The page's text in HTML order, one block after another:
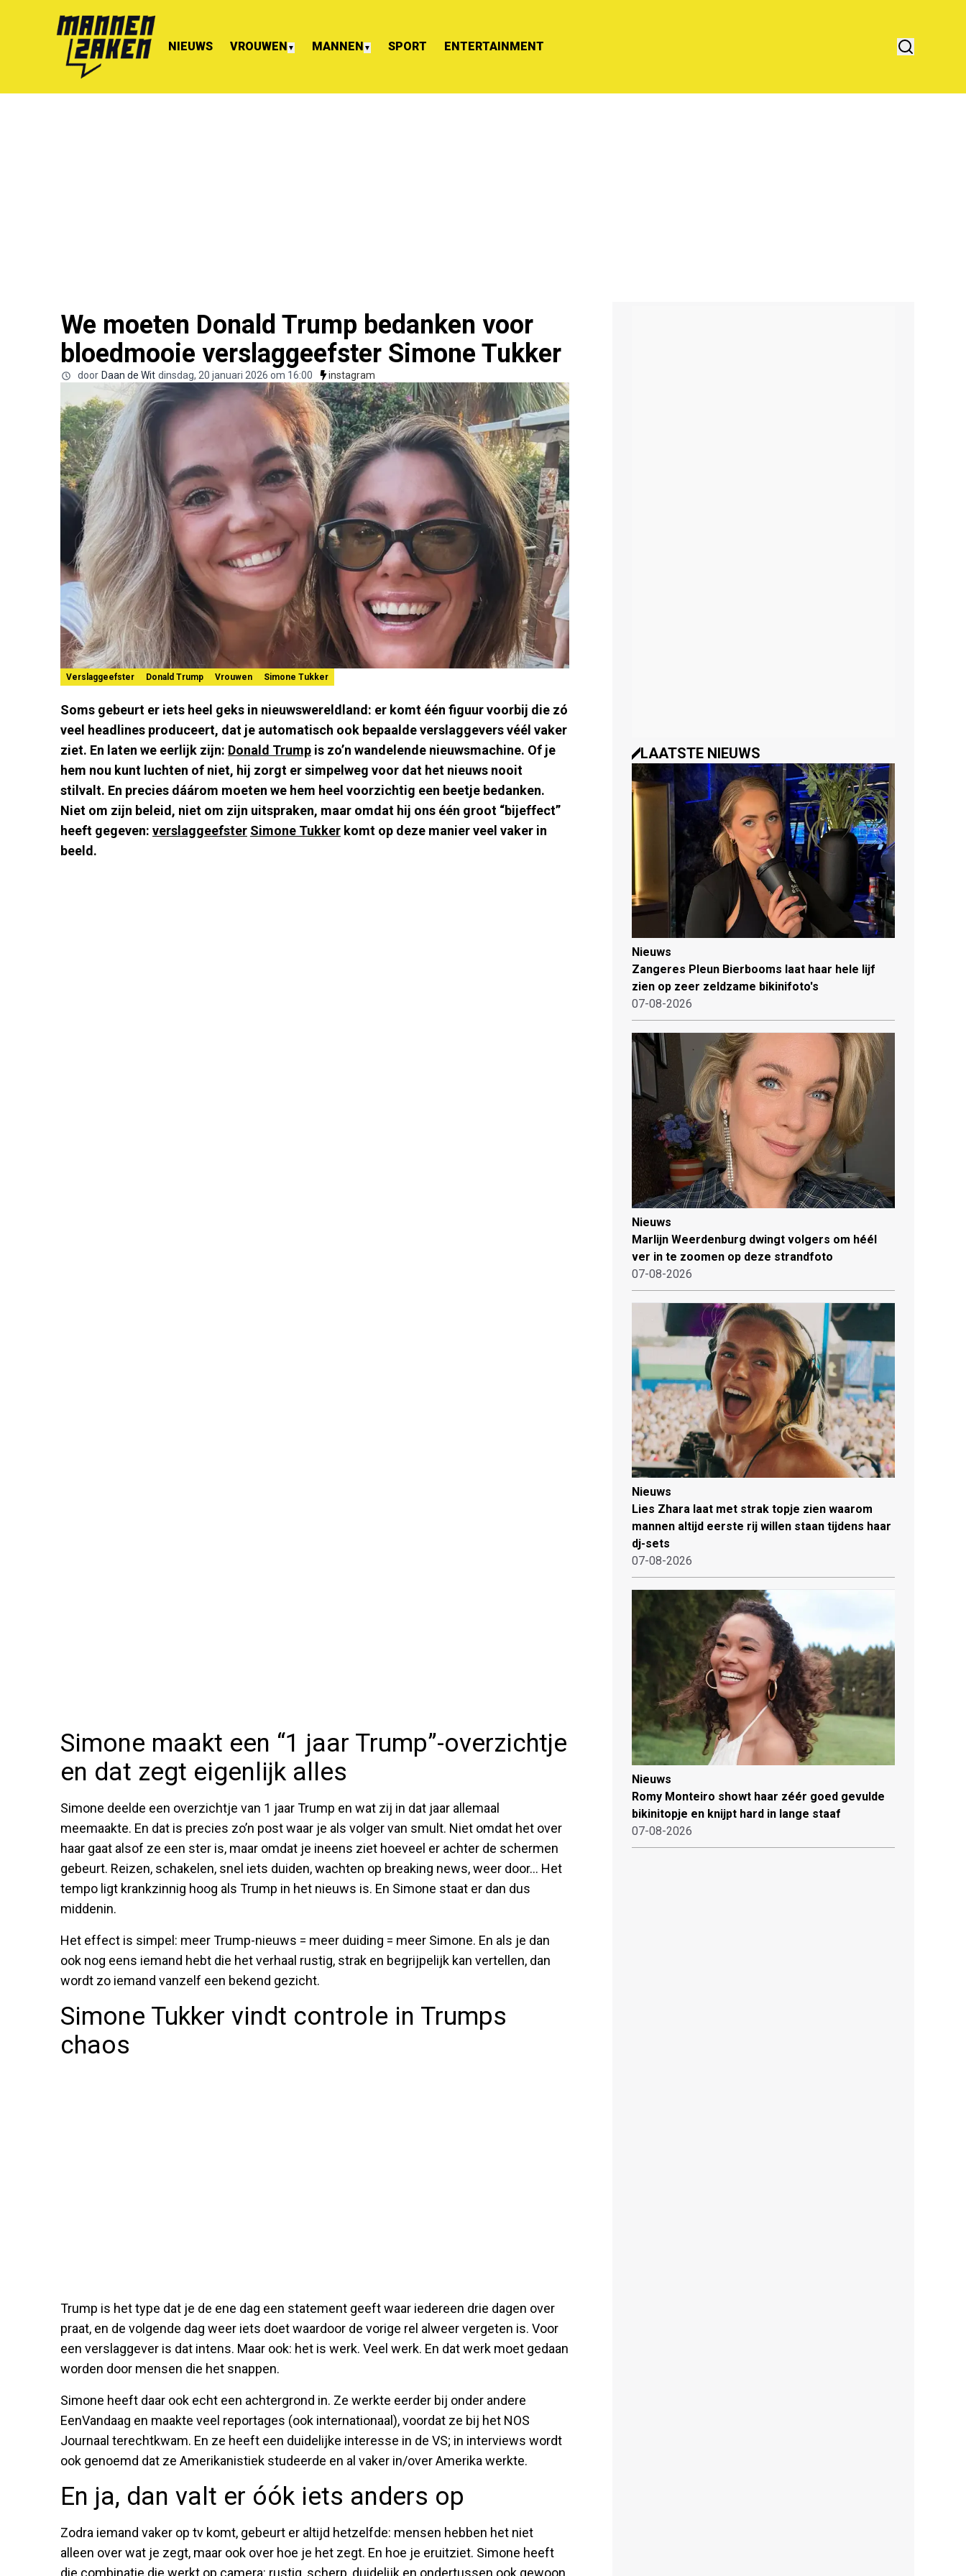
NIEUWS VROUWEN ▼ MANNEN ▼ SPORT ENTERTAINMENT
We moeten Donald Trump bedanken voor
bloedmooie verslaggeefster Simone Tukker
door Daan de Wit dinsdag, 20 januari 2026 om 16:00 instagram
Verslaggeefster Donald Trump Vrouwen Simone Tukker
Soms gebeurt er iets heel geks in nieuwswereldland: er komt één figuur voorbij die zó
veel headlines produceert, dat je automatisch ook bepaalde verslaggevers véél vaker
ziet. En laten we eerlijk zijn: Donald Trump is zo’n wandelende nieuwsmachine. Of je
hem nou kunt luchten of niet, hij zorgt er simpelweg voor dat het nieuws nooit
stilvalt. En precies dáárom moeten we hem heel voorzichtig een beetje bedanken.
Niet om zijn beleid, niet om zijn uitspraken, maar omdat hij ons één groot “bijeffect”
heeft gegeven: verslaggeefster Simone Tukker komt op deze manier veel vaker in
beeld.
Simone maakt een “1 jaar Trump”-overzichtje
en dat zegt eigenlijk alles
Simone deelde een overzichtje van 1 jaar Trump en wat zij in dat jaar allemaal
meemaakte. En dat is precies zo’n post waar je als volger van smult. Niet omdat het over
haar gaat alsof ze een ster is, maar omdat je ineens ziet hoeveel er achter de schermen
gebeurt. Reizen, schakelen, snel iets duiden, wachten op breaking news, weer door… Het
tempo ligt krankzinnig hoog als Trump in het nieuws is. En Simone staat er dan dus
middenin.
Het effect is simpel: meer Trump-nieuws = meer duiding = meer Simone. En als je dan
ook nog eens iemand hebt die het verhaal rustig, strak en begrijpelijk kan vertellen, dan
wordt zo iemand vanzelf een bekend gezicht.
Simone Tukker vindt controle in Trumps
chaos
Trump is het type dat je de ene dag een statement geeft waar iedereen drie dagen over
praat, en de volgende dag weer iets doet waardoor de vorige rel alweer vergeten is. Voor
een verslaggever is dat intens. Maar ook: het is werk. Veel werk. En dat werk moet gedaan
worden door mensen die het snappen.
Simone heeft daar ook echt een achtergrond in. Ze werkte eerder bij onder andere
EenVandaag en maakte veel reportages (ook internationaal), voordat ze bij het NOS
Journaal terechtkwam. En ze heeft een duidelijke interesse in de VS; in interviews wordt
ook genoemd dat ze Amerikanistiek studeerde en al vaker in/over Amerika werkte.
En ja, dan valt er óók iets anders op
Zodra iemand vaker op tv komt, gebeurt er altijd hetzelfde: mensen hebben het niet
alleen over wat je zegt, maar ook over hoe je het zegt. En hoe je eruitziet. Simone heeft
die combinatie die werkt op camera: rustig, scherp, duidelijk en ondertussen ook gewoon
LAATSTE NIEUWS
Nieuws
Zangeres Pleun Bierbooms laat haar hele lijf
zien op zeer zeldzame bikinifoto's
07-08-2026
Nieuws
Marlijn Weerdenburg dwingt volgers om héél
ver in te zoomen op deze strandfoto
07-08-2026
Nieuws
Lies Zhara laat met strak topje zien waarom
mannen altijd eerste rij willen staan tijdens haar
dj-sets
07-08-2026
Nieuws
Romy Monteiro showt haar zéér goed gevulde
bikinitopje en knijpt hard in lange staaf
07-08-2026